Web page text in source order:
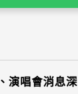
演唱會消息深